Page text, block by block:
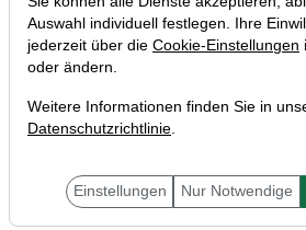
Auswahl individuell festlegen. Ihre
jederzeit über die Cookie-Einstellungen
oder ändern.
Weitere Informationen finden Sie in
Datenschutzrichtlinie.
Einstellungen Nur Notwendige